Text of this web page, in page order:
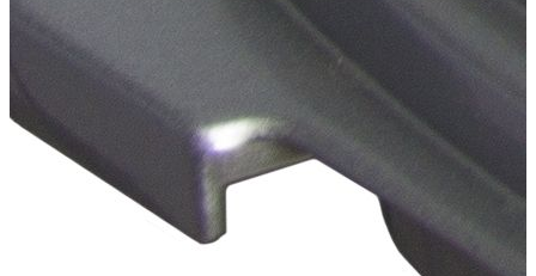
Весло 1600 мм
Банка (сиденье)
для лодки Хантер 320ЛКА
транспортировочная для
лодки Хантер 320 ЛКА